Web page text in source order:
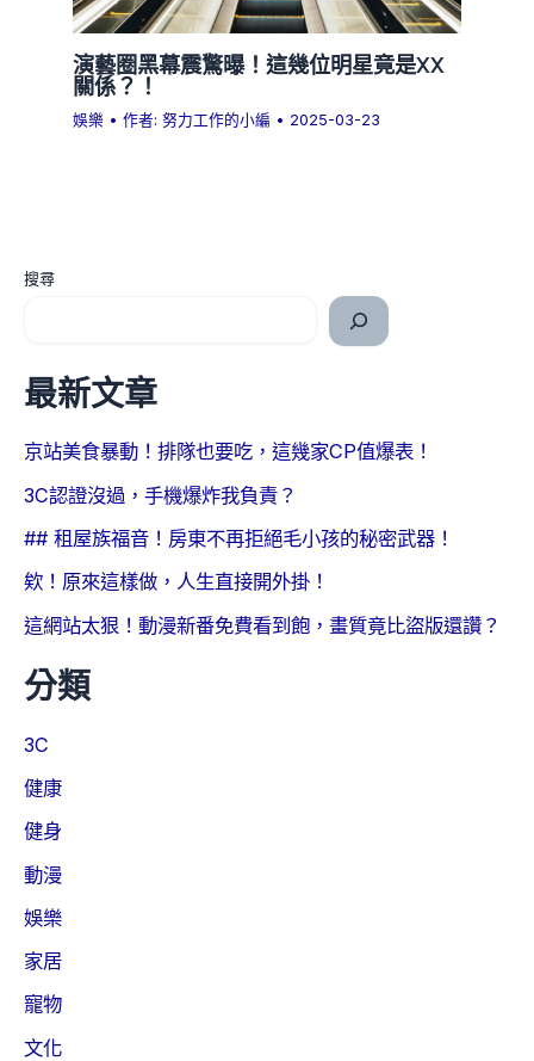
演藝圈黑幕震驚曝！這幾位明星竟是XX
關係？！
娛樂 • 作者:努力工作的小編 • 2025-03-23
搜尋
最新文章
京站美食暴動！排隊也要吃，這幾家CP值爆表！
3C認證沒過，手機爆炸我負責？
## 租屋族福音！房東不再拒絕毛小孩的秘密武器！
欸！原來這樣做，人生直接開外掛！
這網站太狠！動漫新番免費看到飽，畫質竟比盜版還讚？
分類
3C
健康
健身
動漫
娛樂
家居
寵物
文化